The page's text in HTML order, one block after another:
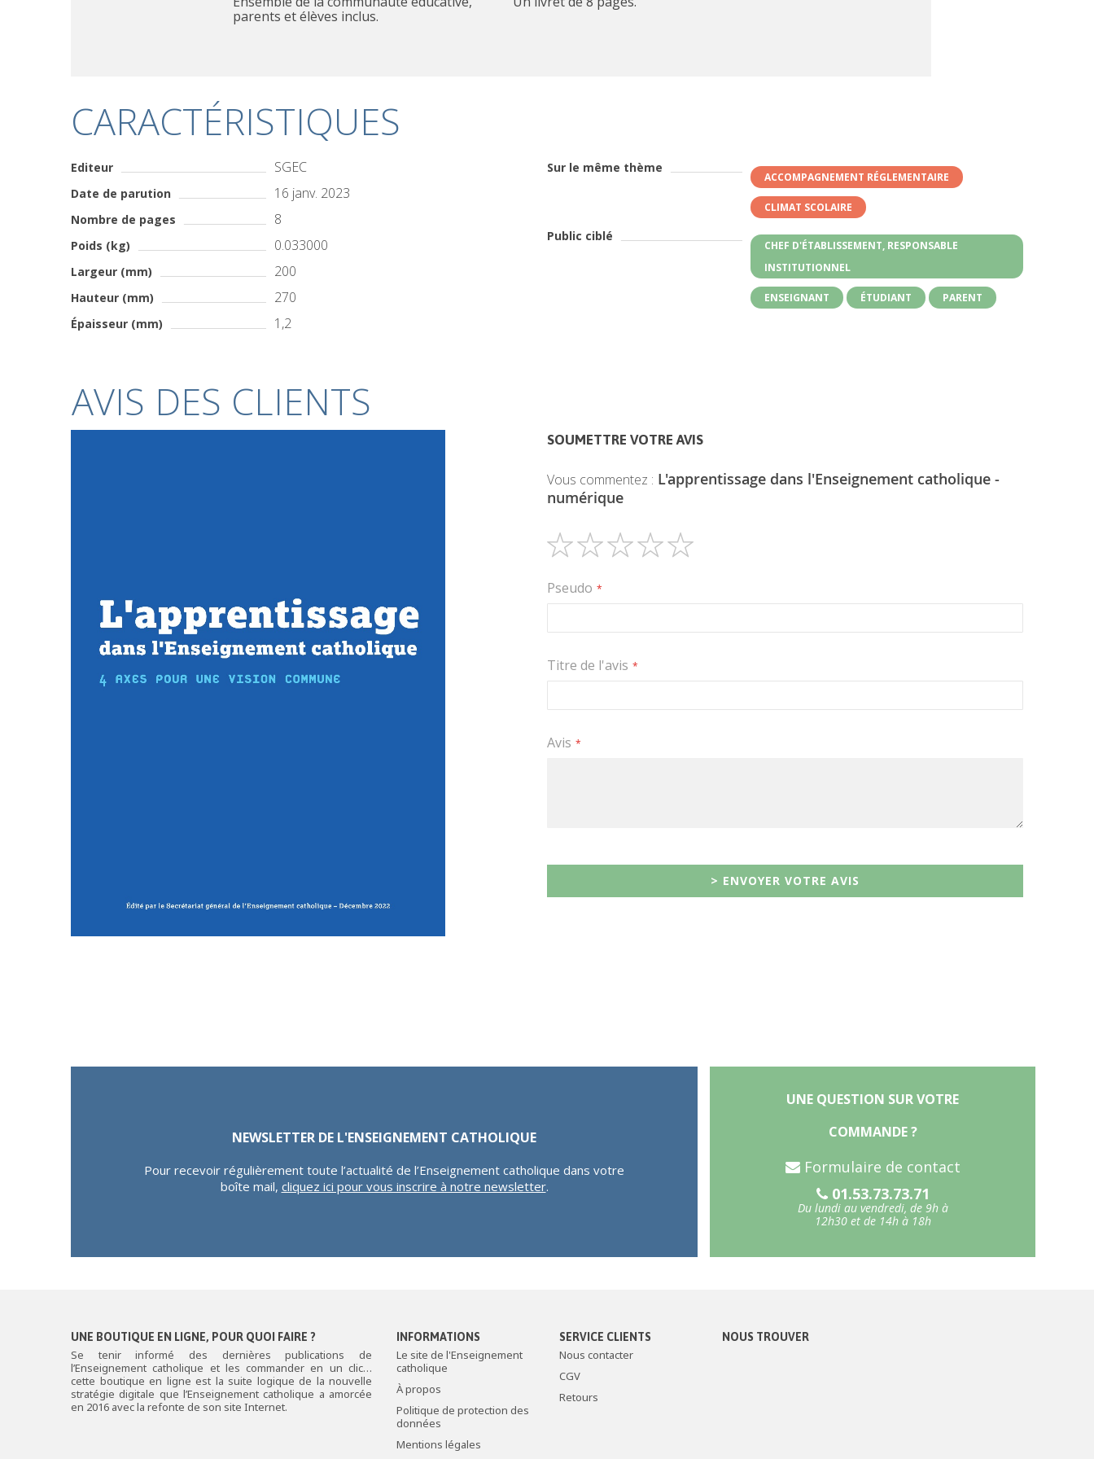
parents et élèves inclus.
CARACTÉRISTIQUES
Editeur SGEC
Date de parution 16 janv. 2023
Nombre de pages 8
Poids (kg) 0.033000
Largeur (mm) 200
Hauteur (mm) 270
Épaisseur (mm) 1,2
Sur le même thème
ACCOMPAGNEMENT RÉGLEMENTAIRE
CLIMAT SCOLAIRE
Public ciblé
CHEF D'ÉTABLISSEMENT, RESPONSABLE
INSTITUTIONNEL
ENSEIGNANT ÉTUDIANT PARENT
AVIS DES CLIENTS
SOUMETTRE VOTRE AVIS
Vous commentez : L'apprentissage dans l'Enseignement catholique -
numérique
étoile
étoiles
étoiles
étoiles
étoiles
Pseudo
Titre de l'avis
Avis
> ENVOYER VOTRE AVIS
NEWSLETTER DE L'ENSEIGNEMENT CATHOLIQUE
Pour recevoir régulièrement toute l’actualité de l’Enseignement catholique dans votre
boîte mail, cliquez ici pour vous inscrire à notre newsletter.
UNE QUESTION SUR VOTRE
COMMANDE ?
Formulaire de contact
01.53.73.73.71
Du lundi au vendredi, de 9h à
12h30 et de 14h à 18h
UNE BOUTIQUE EN LIGNE, POUR QUOI FAIRE ?
Se tenir informé des dernières publications de
l’Enseignement catholique et les commander en un clic…
cette boutique en ligne est la suite logique de la nouvelle
stratégie digitale que l’Enseignement catholique a amorcée
en 2016 avec la refonte de son site Internet.
INFORMATIONS
Le site de l'Enseignement
catholique
À propos
Politique de protection des
données
Mentions légales
SERVICE CLIENTS
Nous contacter
CGV
Retours
NOUS TROUVER